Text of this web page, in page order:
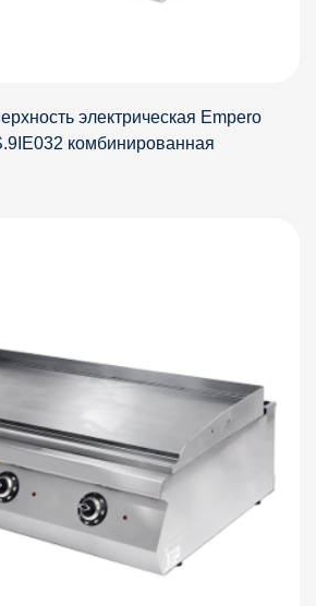
электрическая Empero
комбинированная